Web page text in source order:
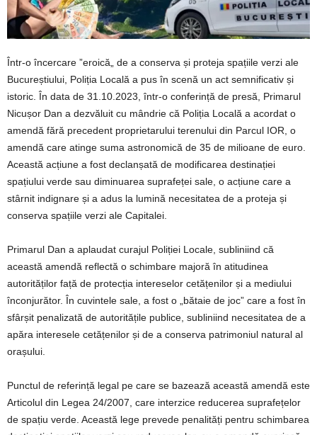
Într-o încercare ”eroică„ de a conserva și proteja spațiile verzi ale
Bucureștiului, Poliția Locală a pus în scenă un act semnificativ și
istoric. În data de 31.10.2023, într-o conferință de presă, Primarul
Nicușor Dan a dezvăluit cu mândrie că Poliția Locală a acordat o
amendă fără precedent proprietarului terenului din Parcul IOR, o
amendă care atinge suma astronomică de 35 de milioane de euro.
Această acțiune a fost declanșată de modificarea destinației
spațiului verde sau diminuarea suprafeței sale, o acțiune care a
stârnit indignare și a adus la lumină necesitatea de a proteja și
conserva spațiile verzi ale Capitalei.
Primarul Dan a aplaudat curajul Poliției Locale, subliniind că
această amendă reflectă o schimbare majoră în atitudinea
autorităților față de protecția intereselor cetățenilor și a mediului
înconjurător. În cuvintele sale, a fost o „bătaie de joc” care a fost în
sfârșit penalizată de autoritățile publice, subliniind necesitatea de a
apăra interesele cetățenilor și de a conserva patrimoniul natural al
orașului.
Punctul de referință legal pe care se bazează această amendă este
Articolul din Legea 24/2007, care interzice reducerea suprafețelor
de spațiu verde. Această lege prevede penalități pentru schimbarea